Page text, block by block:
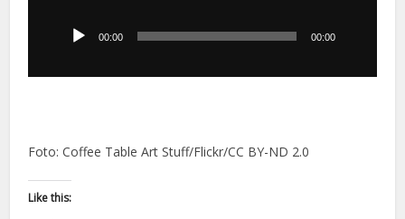
dźwiękowych00:00 00:00
Foto: Coffee Table Art Stuff/Flickr/CC BY-ND 2.0
Like this: